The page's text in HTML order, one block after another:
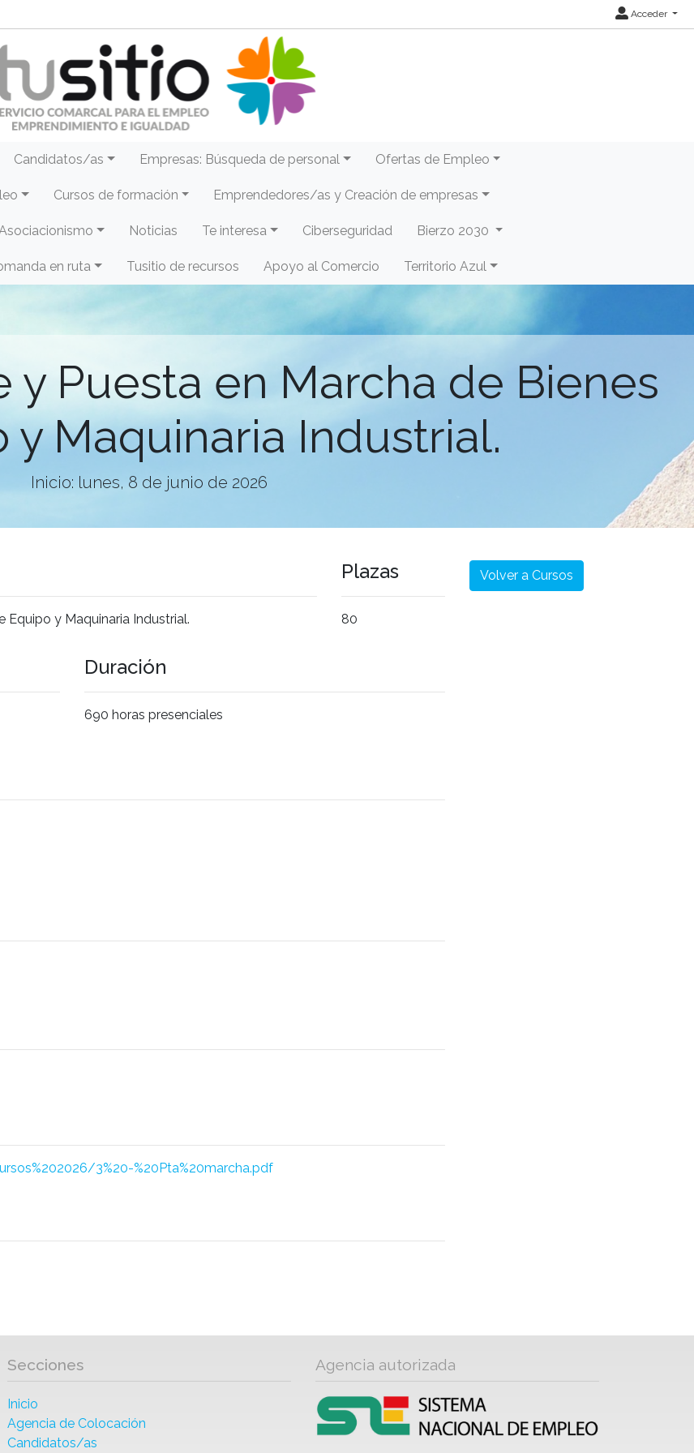
Acceder
Candidatos/as Empresas: Búsqueda de personal Ofertas de Empleo
Cursos de formación Emprendedores/as y Creación de empresas
Noticias Te interesa Ciberseguridad Bierzo 2030
en ruta Tusitio de recursos Apoyo al Comercio Territorio Azul
y Puesta en Marcha de Bienes
y Maquinaria Industrial.
Inicio: lunes, 8 de junio de 2026
Equipo y Maquinaria Industrial.
Plazas
80
Duración
690 horas presenciales
3%20-%20Pta%20marcha.pdf
Volver a Cursos
Secciones
Inicio
Agencia de Colocación
Candidatos/as
Agencia autorizada